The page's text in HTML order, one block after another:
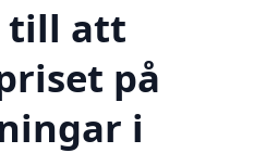
till att
på
i